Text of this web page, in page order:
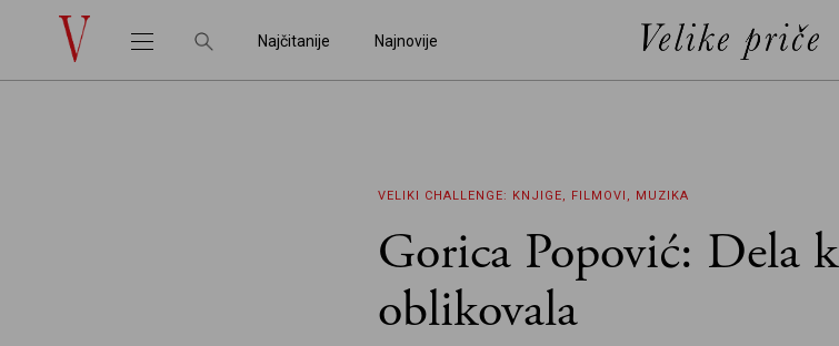
Najčitanije Najnovije
VELIKI CHALLENGE: KNJIGE, FILMOVI, MUZIKA
Gorica Popović: Dela
oblikovala